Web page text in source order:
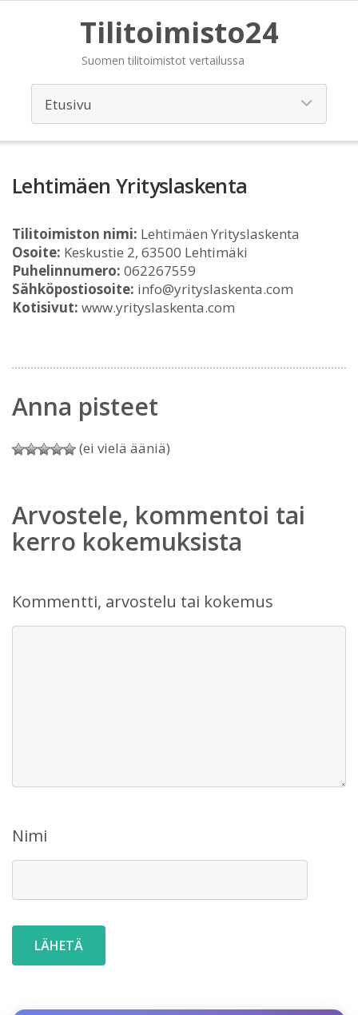
Tilitoimisto24
Suomen tilitoimistot vertailussa
Lehtimäen Yrityslaskenta
Tilitoimiston nimi: Lehtimäen Yrityslaskenta
Osoite: Keskustie 2, 63500 Lehtimäki
Puhelinnumero: 062267559
Sähköpostiosoite: info@yrityslaskenta.com
Kotisivut: www.yrityslaskenta.com
Anna pisteet
(ei vielä ääniä)
Arvostele, kommentoi tai
kerro kokemuksista
Kommentti, arvostelu tai kokemus
Nimi